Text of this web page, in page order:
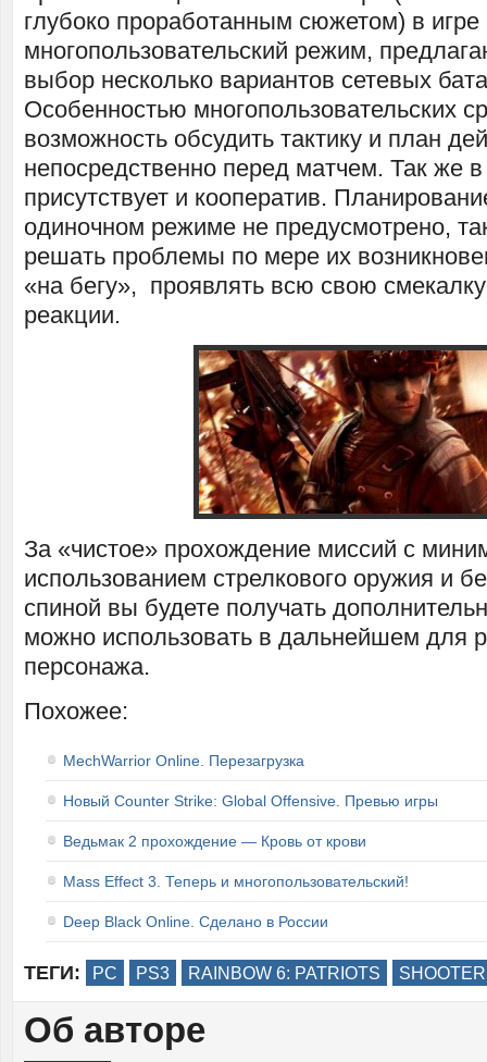
глубоко проработанным сюжетом) в игре
многопользовательский режим,
выбор несколько вариантов сетевых
Особенностью многопользовательских
возможность обсудить тактику и план
непосредственно перед матчем. Так же
присутствует и кооператив.
одиночном режиме не предусмотрено,
решать проблемы по мере их
«на бегу», проявлять всю свою
реакции.
За «чистое» прохождение миссий с
использованием стрелкового оружия и
спиной вы будете получать
можно использовать в дальнейшем для
персонажа.
Похожее:
MechWarrior Online. Перезагрузка
Новый Counter Strike: Global Offensive. Превью игры
Ведьмак 2 прохождение — Кровь от крови
Mass Effect 3. Теперь и многопользовательский!
Deep Black Online. Сделано в России
ТЕГИ: PC PS3 RAINBOW 6: PATRIOTS SHOOTER
Об авторе